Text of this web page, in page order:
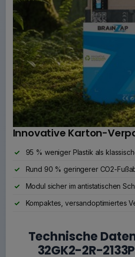
Innovative Karton-
95 % weniger Plastik als
Rund 90 % geringerer CO2-
Modul sicher im antistatischen
Kompaktes, versandoptimiertes
Technische
32GK2-2R-